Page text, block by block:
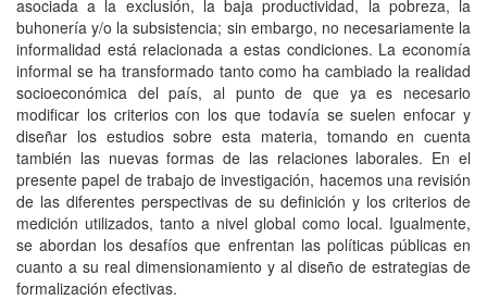
asociada a la exclusión, la baja productividad, la pobreza, la
buhonería y/o la subsistencia; sin embargo, no necesariamente la
informalidad está relacionada a estas condiciones. La economía
informal se ha transformado tanto como ha cambiado la realidad
socioeconómica del país, al punto de que ya es necesario
modificar los criterios con los que todavía se suelen enfocar y
diseñar los estudios sobre esta materia, tomando en cuenta
también las nuevas formas de las relaciones laborales. En el
presente papel de trabajo de investigación, hacemos una revisión
de las diferentes perspectivas de su definición y los criterios de
medición utilizados, tanto a nivel global como local. Igualmente,
se abordan los desafíos que enfrentan las políticas públicas en
cuanto a su real dimensionamiento y al diseño de estrategias de
formalización efectivas.